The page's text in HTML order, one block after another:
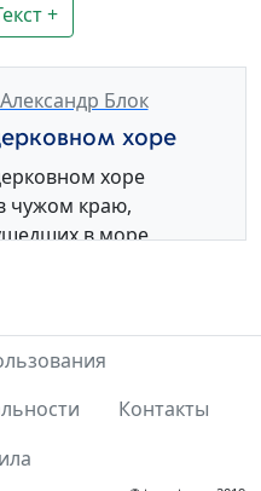
+
Александр Блок
хоре
хоре
чужом краю,
в море,
плече,
пело в луче.
радость будет,
Контакты